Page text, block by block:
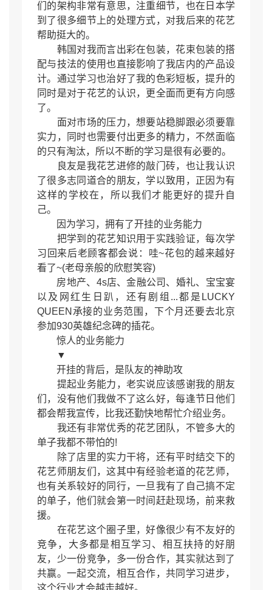
们的架构非常有意思，注重细节，也在日本学
到了很多细节上的处理方式，对我后来的花艺
帮助挺大的。
韩国对我而言出彩在包装，花束包装的搭
配与技法的使用也直接影响了我店内的产品设
计。通过学习也治好了我的色彩短板，提升的
同时是对于花艺的认识，更全面而更有方向感
了。
面对市场的压力，想要站稳脚跟必须要靠
实力，同时也需要付出更多的精力，不然面临
的只有淘汰，所以不断的学习是很有必要的。
良友是我花艺进修的敲门砖，也让我认识
了很多志同道合的朋友，学以致用，正因为有
这样的学校在，所以我们才能更好的提升自
己。
因为学习，拥有了开挂的业务能力
把学到的花艺知识用于实践验证，每次学
习回来后老顾客都会说：哇~花包的越来越好
看了~(老母亲般的欣慰笑容)
房地产、4s店、金融公司、婚礼、宝宝宴
以及网红生日趴，还有剧组...都是LUCKY
QUEEN承接的业务范围，下个月还要去北京
参加930英雄纪念碑的插花。
惊人的业务能力
▼
开挂的背后，是队友的神助攻
提起业务能力，老实说应该感谢我的朋友
们，没有他们我做不了这么好，每逢节日他们
都会帮我宣传，比我还勤快地帮忙介绍业务。
我还有非常优秀的花艺团队，不管多大的
单子我都不带怕的!
除了店里的实力干将，还有平时结交下的
花艺师朋友们，这其中有经验老道的花艺师，
也有关系较好的同行，一旦我有了自己搞不定
的单子，他们就会第一时间赶赴现场，前来救
援。
在花艺这个圈子里，好像很少有不友好的
竞争，大多都是相互学习、相互扶持的好朋
友，少一份竞争，多一份合作，其实就达到了
共赢。一起交流，相互合作，共同学习进步，
这个行业才会越走越好。